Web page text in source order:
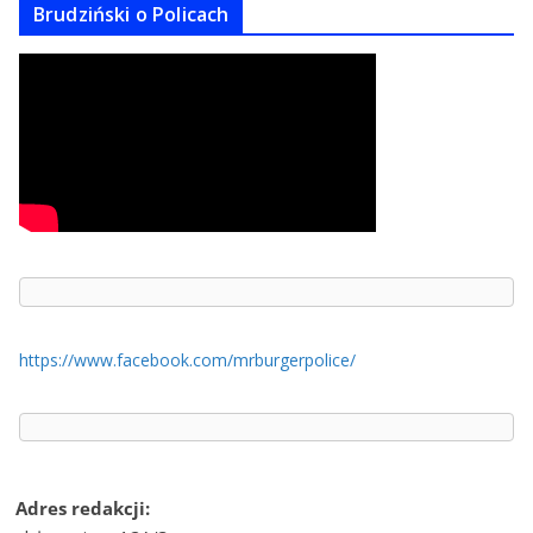
Brudziński o Policach
https://www.facebook.com/mrburgerpolice/
Adres redakcji: